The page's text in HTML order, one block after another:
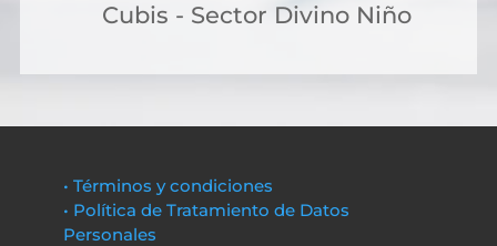
Cubis - Sector Divino Niño
• Términos y condiciones
• Política de Tratamiento de Datos
Personales